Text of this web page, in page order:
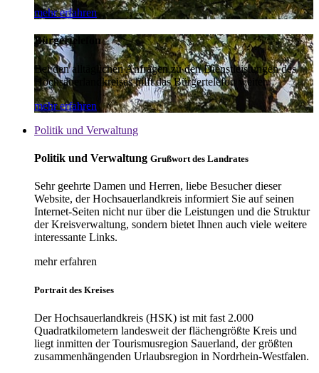
mehr erfahren
Bürgertelefon
Bei den alltäglichen Anfragen zu den Dienstleistungen des
Hochsauerlandkreises hilft das Bürgertelefon weiter.
mehr erfahren
Politik und Verwaltung
Politik und Verwaltung Grußwort des Landrates
Sehr geehrte Damen und Herren, liebe Besucher dieser
Website, der Hochsauerlandkreis informiert Sie auf seinen
Internet-Seiten nicht nur über die Leistungen und die Struktur
der Kreisverwaltung, sondern bietet Ihnen auch viele weitere
interessante Links.
mehr erfahren
Portrait des Kreises
Der Hochsauerlandkreis (HSK) ist mit fast 2.000
Quadratkilometern landesweit der flächengrößte Kreis und
liegt inmitten der Tourismusregion Sauerland, der größten
zusammenhängenden Urlaubsregion in Nordrhein-Westfalen.